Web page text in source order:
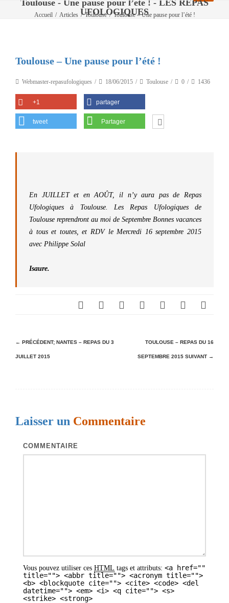
Toulouse - Une pause pour l’été ! - LES REPAS
UFOLOGIQUES
Accueil / Articles / Toulouse / Toulouse – Une pause pour l’été !
Toulouse – Une pause pour l’été !
Webmaster-repasufologiques 18/06/2015 Toulouse 0 1436
+1 partager
tweet Partager
En JUILLET et en AOÛT, il n’y aura pas de Repas
Ufologiques à Toulouse. Les Repas Ufologiques de
Toulouse reprendront au moi de Septembre Bonnes vacances
à tous et toutes, et RDV le Mercredi 16 septembre 2015
avec Philippe Solal
Isaure.
N
a
a
← PRÉCÉDENT; NANTES – REPAS DU 3
JUILLET 2015
TOULOUSE – REPAS DU 16
SEPTEMBRE 2015 SUIVANT →
Laisser un Commentaire
COMMENTAIRE
Vous pouvez utiliser ces HTML tags et attributs: <a href=""
title=""> <abbr title=""> <acronym title="">
<b> <blockquote cite=""> <cite> <code> <del
datetime=""> <em> <i> <q cite=""> <s>
<strike> <strong>